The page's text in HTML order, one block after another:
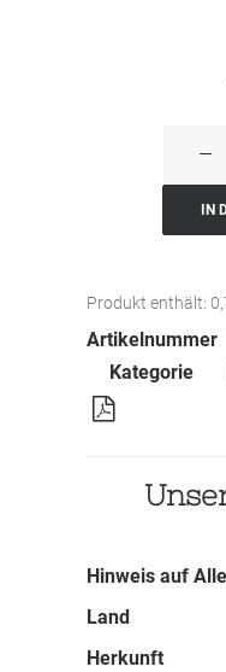
IN
Produkt enthält:
Artikelnummer
Kategorie
Hinweis auf
Land
Herkunft